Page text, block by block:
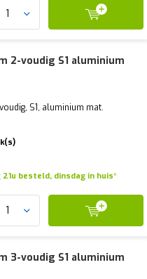
2-voudig S1 aluminium
S1, aluminium mat.
besteld, dinsdag in huis*
3-voudig S1 aluminium